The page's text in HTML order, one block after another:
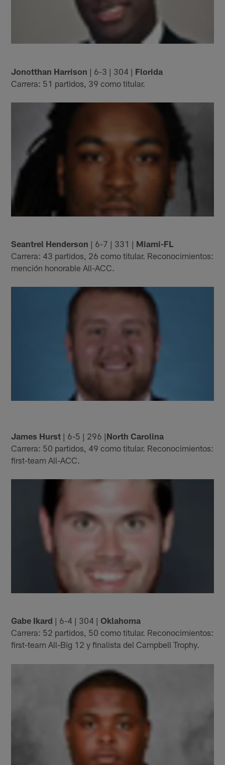
Jonotthan Harrison | 6-3 | 304 | Florida
Carrera: 51 partidos, 39 como titular.
Seantrel Henderson | 6-7 | 331 | Miami-FL
Carrera: 43 partidos, 26 como titular. Reconocimientos:
mención honorable All-ACC.
James Hurst | 6-5 | 296 |North Carolina
Carrera: 50 partidos, 49 como titular. Reconocimientos:
first-team All-ACC.
Gabe Ikard | 6-4 | 304 |Oklahoma
Carrera: 52 partidos, 50 como titular. Reconocimientos:
first-team All-Big 12 y finalista del Campbell Trophy.